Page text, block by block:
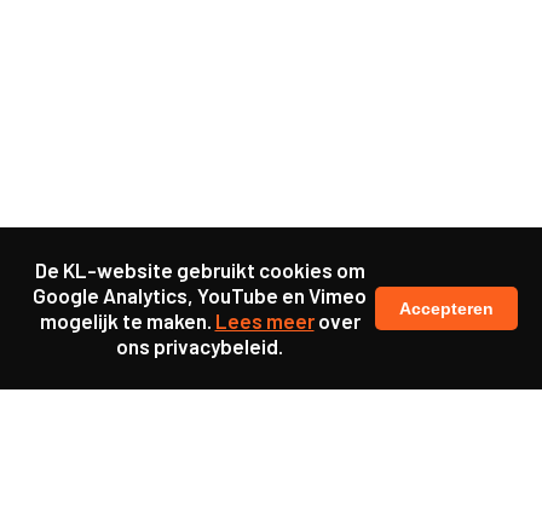
De KL-website gebruikt cookies om
Google Analytics, YouTube en Vimeo
mogelijk te maken. Lees meerover
ons privacybeleid.
Accepteren